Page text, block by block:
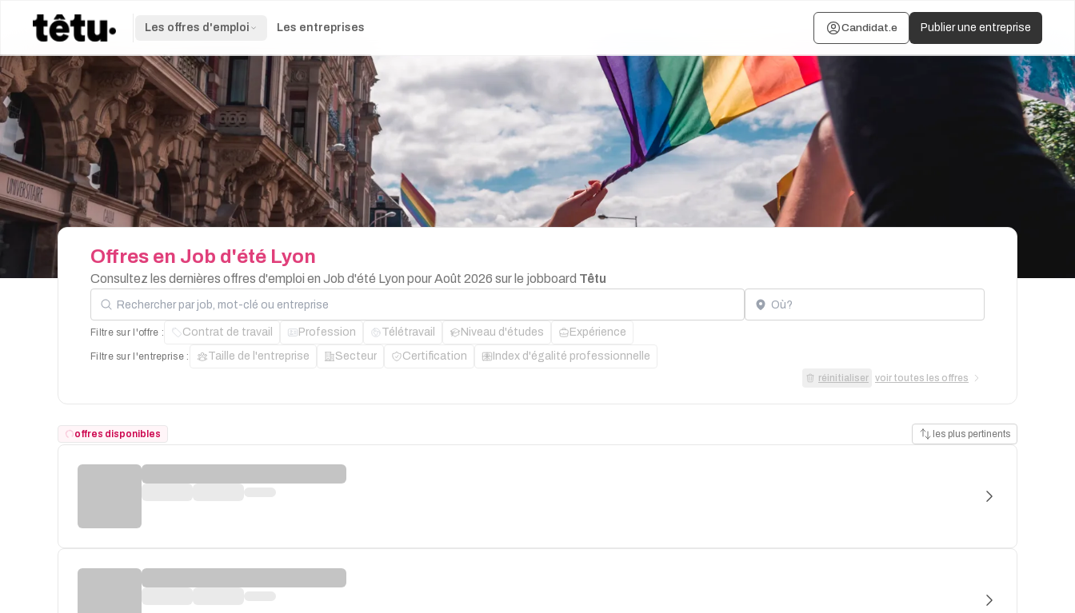
Les offres d'emploi Les entreprises Candidat.e Publier une entreprise
Offres en Job d'été Lyon
Consultez les dernières offres d'emploi en Job d'été Lyon pour Août 2026 sur le jobboard Têtu
Rechercher par job, mot-clé ou entreprise Localisation
Filtre sur l'offre : Contrat de travail Profession Télétravail Niveau d'études Expérience
Filtre sur l'entreprise : Taille de l'entreprise Secteur Certification Index d'égalité professionnelle
réinitialiser voir toutes les offres
offres disponibles les plus pertinents